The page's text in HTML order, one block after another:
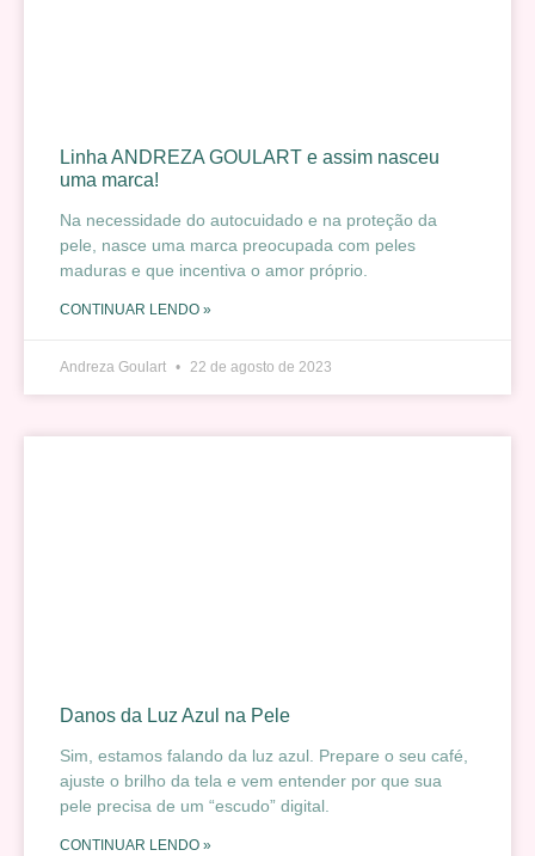
Linha ANDREZA GOULART e assim nasceu
uma marca!
Na necessidade do autocuidado e na proteção da
pele, nasce uma marca preocupada com peles
maduras e que incentiva o amor próprio.
CONTINUAR LENDO »
Andreza Goulart 22 de agosto de 2023
Danos da Luz Azul na Pele
Sim, estamos falando da luz azul. Prepare o seu café,
ajuste o brilho da tela e vem entender por que sua
pele precisa de um “escudo” digital.
CONTINUAR LENDO »